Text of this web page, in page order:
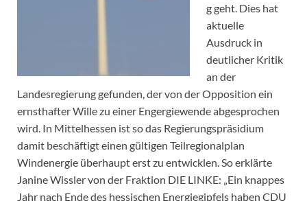
g geht. Dies hat
aktuelle
Ausdruck in
deutlicher Kritik
an der
Landesregierung gefunden, der von der Opposition ein
ernsthafter Wille zu einer Engergiewende abgesprochen
wird. In Mittelhessen ist so das Regierungspräsidium
damit beschäftigt einen gültigen Teilregionalplan
Windenergie überhaupt erst zu entwicklen. So erklärte
Janine Wissler von der Fraktion DIE LINKE: „Ein knappes
Jahr nach Ende des hessischen Energiegipfels haben CDU